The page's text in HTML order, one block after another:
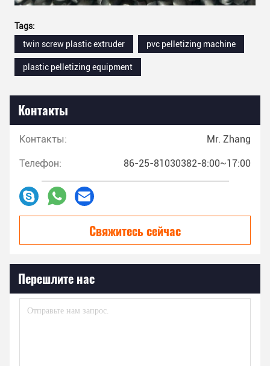
Tags:
twin screw plastic extruder
pvc pelletizing machine
plastic pelletizing equipment
Контакты
Контакты: Mr. Zhang
Телефон: 86-25-81030382-8:00~17:00
Свяжитесь сейчас
Перешлите нас